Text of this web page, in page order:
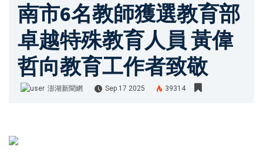
南市6名教師獲選教育部
卓越特殊教育人員 黃偉
哲向教育工作者致敬
澎湖新聞網 Sep 17 2025 39314